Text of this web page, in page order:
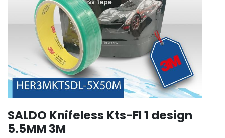
SALDO Knifeless Kts-Fl 1 design
5.5MM 3M